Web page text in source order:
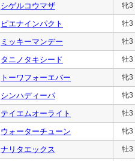
シゲルコウマザ 牝3
ピエナインパクト 牡3
ミッキーマンデー 牡3
タニノタキシード 牡3
トーワフォーエバー 牝3
シンハディーパ 牝3
テイエムオーライト 牡3
ウォーターチューン 牝3
ナリタエックス 牡3